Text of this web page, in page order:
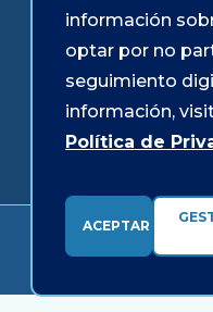
Everett
Federal Way
Gig Harbor
Formularios y
información
optar por no
seguimiento
información,
Política de
ACEPTAR